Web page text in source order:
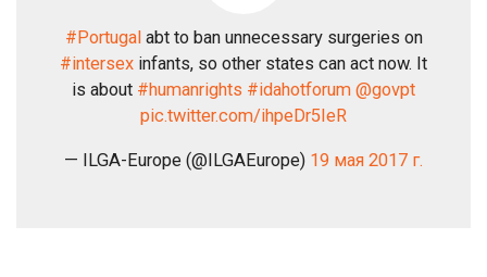
#Portugal abt to ban unnecessary surgeries on
#intersex infants, so other states can act now. It
is about #humanrights #idahotforum @govpt
pic.twitter.com/ihpeDr5IeR
— ILGA-Europe (@ILGAEurope) 19 мая 2017 г.